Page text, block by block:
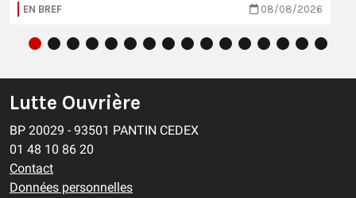
EN BREF 08/08/2026
Lutte Ouvrière
BP 20029 - 93501 PANTIN CEDEX
01 48 10 86 20
Contact
Données personnelles